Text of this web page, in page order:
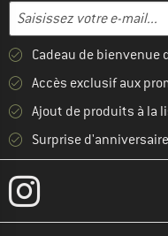
Adresse e-mail
Entrez votre adresse e-
Cadeau de bienvenue
Accès exclusif aux
Ajout de produits à la
Surprise d'anniversaire